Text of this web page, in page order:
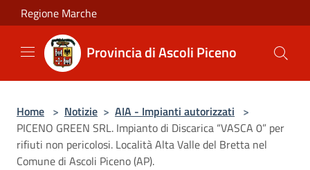
Salta al contenuto principale
Regione Marche
Provincia di Ascoli Piceno
Home > Notizie > AIA - Impianti autorizzati >
PICENO GREEN SRL. Impianto di Discarica “VASCA 0” per
rifiuti non pericolosi. Località Alta Valle del Bretta nel
Comune di Ascoli Piceno (AP).